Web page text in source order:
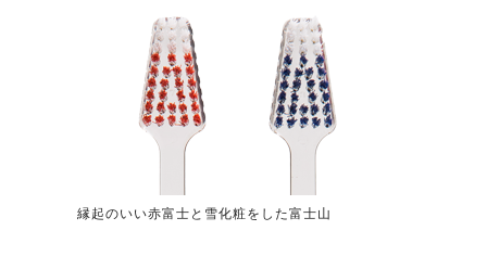
縁起のいい赤富士と雪化粧をした富士山